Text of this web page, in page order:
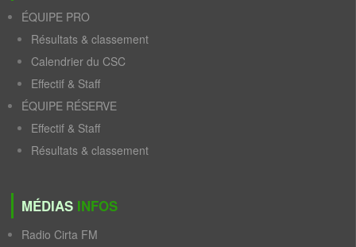
ÉQUIPE PRO
Résultats & classement
Calendrier du CSC
Effectif & Staff
ÉQUIPE RÉSERVE
Effectif & Staff
Résultats & classement
MÉDIAS INFOS
Radio Cirta FM